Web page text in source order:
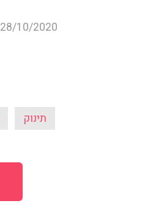
28/10/2020
תינוק